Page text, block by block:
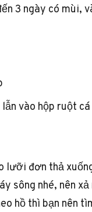
3 ngày có mùi,
vào hộp ruột cá
lưỡi đơn thả
sông nhé, nên
hồ thì bạn nên